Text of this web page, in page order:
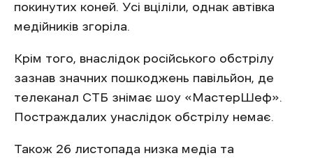
покинутих коней. Усі вціліли, однак автівка
медійників згоріла.
Крім того, внаслідок російського обстрілу
зазнав значних пошкоджень павільйон, де
телеканал СТБ знімає шоу «‎МастерШеф».
Постраждалих унаслідок обстрілу немає.
Також 26 листопада низка медіа та